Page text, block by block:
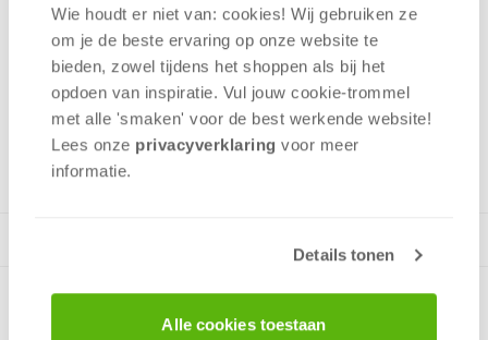
Wie houdt er niet van: cookies! Wij gebruiken ze
om je de beste ervaring op onze website te
bieden, zowel tijdens het shoppen als bij het
opdoen van inspiratie. Vul jouw cookie-trommel
met alle 'smaken' voor de best werkende website​!
Lees onze privacyverklaring voor meer
informatie.
Details tonen
Alle cookies toestaan
Ons aanbod bevat puzzels met 150, 200, 500 of 1000 stukjes.
Zo is er voor elk wat wils. Met onze puzzels wordt puzzelen
ware kunst!
v.a. 12 jaar